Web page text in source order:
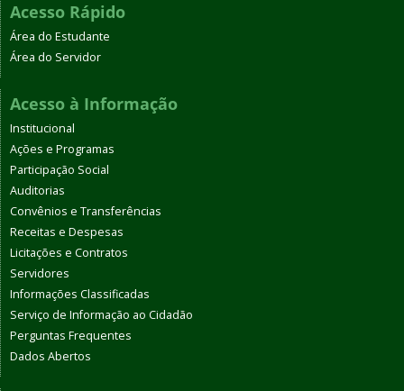
Acesso Rápido
Área do Estudante
Área do Servidor
Acesso à Informação
Institucional
Ações e Programas
Participação Social
Auditorias
Convênios e Transferências
Receitas e Despesas
Licitações e Contratos
Servidores
Informações Classificadas
Serviço de Informação ao Cidadão
Perguntas Frequentes
Dados Abertos